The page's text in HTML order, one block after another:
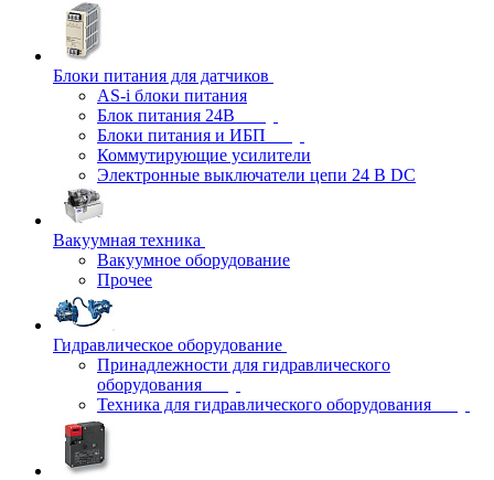
Блоки питания для датчиков
AS-i блоки питания
Блок питания 24В
Блоки питания и ИБП
Коммутирующие усилители
Электронные выключатели цепи 24 В DC
Вакуумная техника
Вакуумное оборудование
Прочее
Гидравлическое оборудование
Принадлежности для гидравлического
оборудования
Техника для гидравлического оборудования